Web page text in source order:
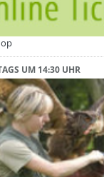
UM 14:30 UHR